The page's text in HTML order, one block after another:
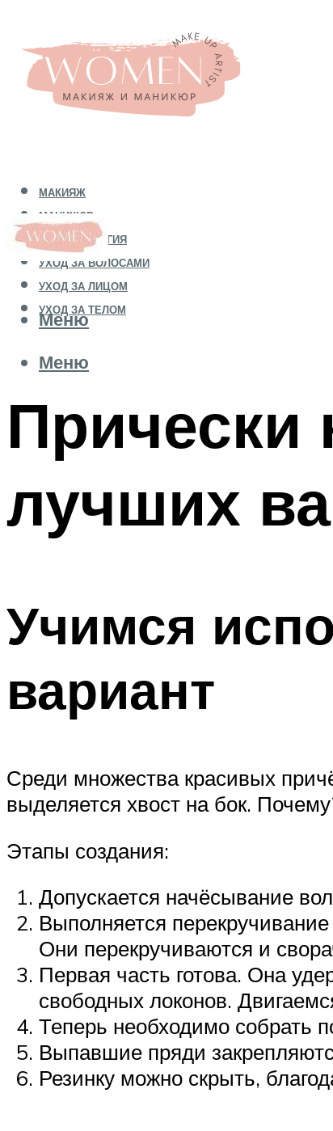
МАКИЯЖ
МАНИКЮР
КОСМЕТОЛОГИЯ
УХОД ЗА ВОЛОСАМИ
УХОД ЗА ЛИЦОМ
УХОД ЗА ТЕЛОМ
Меню
Меню
Прически
лучших
Учимся
вариант
Среди множества красивых
выделяется хвост на бок.
Этапы создания:
Допускается начёсывание
Выполняется
Они перекручиваются и
Первая часть готова. Она
свободных локонов.
Теперь необходимо собрать
Выпавшие пряди
Резинку можно скрыть,